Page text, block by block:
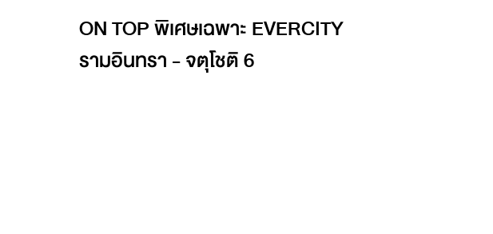
ON TOP พิเศษเฉพาะ EVERCITY
รามอินทรา - จตุโชติ 6